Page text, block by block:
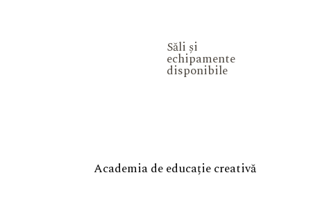
Săli și
echipamente
disponibile
Academia de educație creativă